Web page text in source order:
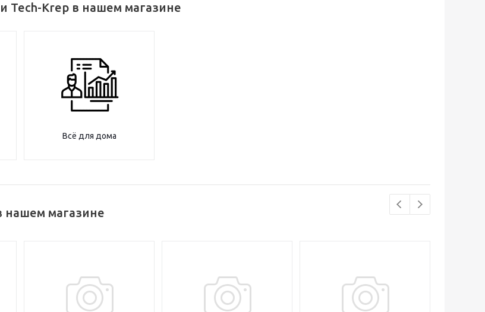
Tech-Krep в нашем магазине
Всё для дома
нашем магазине